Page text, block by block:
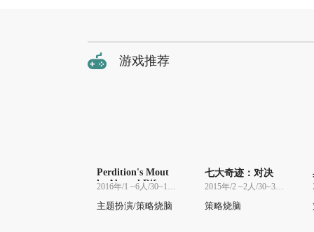
游戏推荐
Perdition's Mout
h: Abyssal Rift
2016年/1 ~6人/30~180分
主题扮演/策略烧脑
七大奇迹：对决
2015年/2 ~2人/30~30分
策略烧脑